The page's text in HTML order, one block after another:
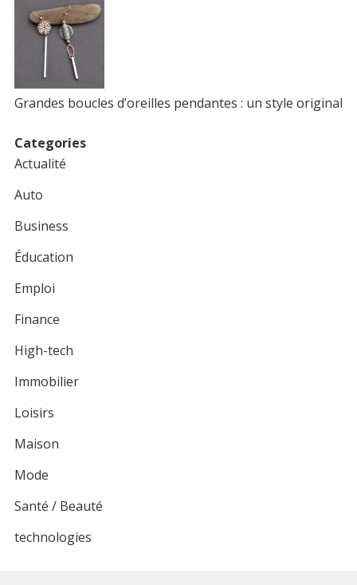
Grandes boucles d’oreilles pendantes : un style original
Categories
Actualité
Auto
Business
Éducation
Emploi
Finance
High-tech
Immobilier
Loisirs
Maison
Mode
Santé / Beauté
technologies